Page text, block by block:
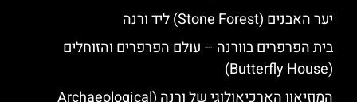
יער האבנים (Stone Forest) ליד ורנה
בית הפרפרים בוורנה – עולם הפרפרים והזוחלים
(Butterfly House)